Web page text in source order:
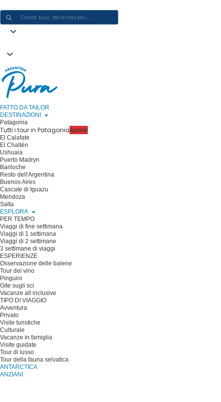
FATTO DA TAILOR
DESTINAZIONI
Patagonia
Tutti i tour in PatagoniaAprire!
El Calafate
El Chaltén
Ushuaia
Puerto Madryn
Bariloche
Resto dell'Argentina
Buenos Aires
Cascate di Iguazu
Mendoza
Salta
ESPLORA
PER TEMPO
Viaggi di fine settimana
Viaggi di 1 settimana
Viaggi di 2 settimane
3 settimane di viaggi
ESPERIENZE
Osservazione delle balene
Tour del vino
Pinguini
Gite sugli sci
Vacanze all inclusive
TIPO DI VIAGGIO
Avventura
Privato
Visite turistiche
Culturale
Vacanze in famiglia
Visite guidate
Tour di lusso
Tour della fauna selvatica
ANTARCTICA
ANZIANI